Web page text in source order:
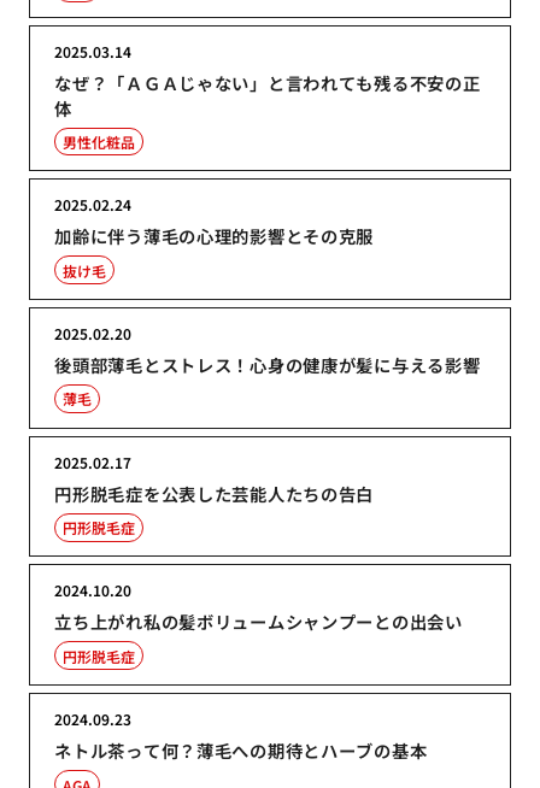
なぜ？「ＡＧＡじゃない」と言われても残る不安の正
体
2025.03.14
男性化粧品
加齢に伴う薄毛の心理的影響とその克服
2025.02.24
抜け毛
後頭部薄毛とストレス！心身の健康が髪に与える影響
2025.02.20
薄毛
円形脱毛症を公表した芸能人たちの告白
2025.02.17
円形脱毛症
立ち上がれ私の髪ボリュームシャンプーとの出会い
2024.10.20
円形脱毛症
ネトル茶って何？薄毛への期待とハーブの基本
2024.09.23